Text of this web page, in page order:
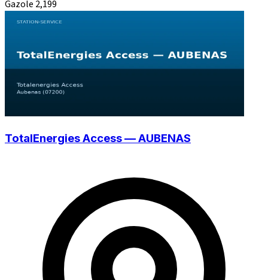
Gazole 2,199
TotalEnergies Access — AUBENAS